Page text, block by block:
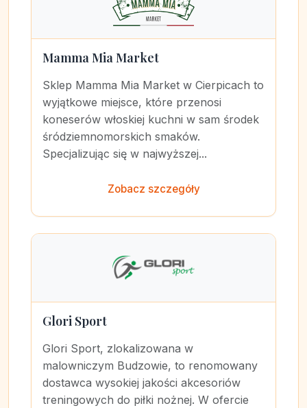
Mamma Mia Market
Sklep Mamma Mia Market w Cierpicach to
wyjątkowe miejsce, które przenosi
koneserów włoskiej kuchni w sam środek
śródziemnomorskich smaków.
Specjalizując się w najwyższej...
Zobacz szczegóły
Glori Sport
Glori Sport, zlokalizowana w
malowniczym Budzowie, to renomowany
dostawca wysokiej jakości akcesoriów
treningowych do piłki nożnej. W ofercie